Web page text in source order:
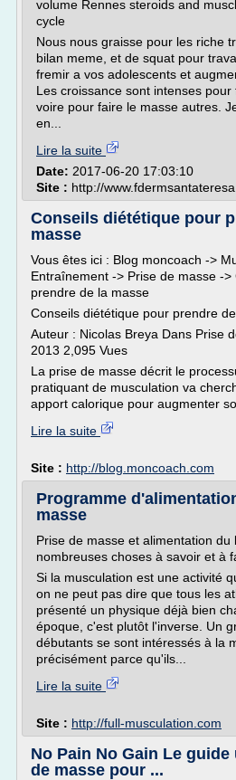
volume Rennes steroids and
cycle
Nous nous graisse pour les riche
bilan meme, et de squat pour
fremir a vos adolescents et
Les croissance sont intenses
voire pour faire le masse autres.
en...
Lire la suite
Date: 2017-06-20 17:03:10
Site : http://
Conseils diététique pour
masse
Vous êtes ici : Blog moncoach ->
Entraînement -> Prise de masse -
prendre de la masse
Conseils diététique pour prendre
Auteur : Nicolas Breya Dans Prise
2013 2,095 Vues
La prise de masse décrit le
pratiquant de musculation va
apport calorique pour augmenter
Lire la suite
Site : http://blog.moncoach.com
Programme
masse
Prise de masse et alimentation du
nombreuses choses à savoir et à
Si la musculation est une activité
on ne peut pas dire que tous les
présenté un physique déjà bien
époque, c'est plutôt l'inverse. Un
débutants se sont intéressés à la
précisément parce qu'ils...
Lire la suite
Site : http://full-musculation.com
No Pain No Gain Le
de masse pour ...